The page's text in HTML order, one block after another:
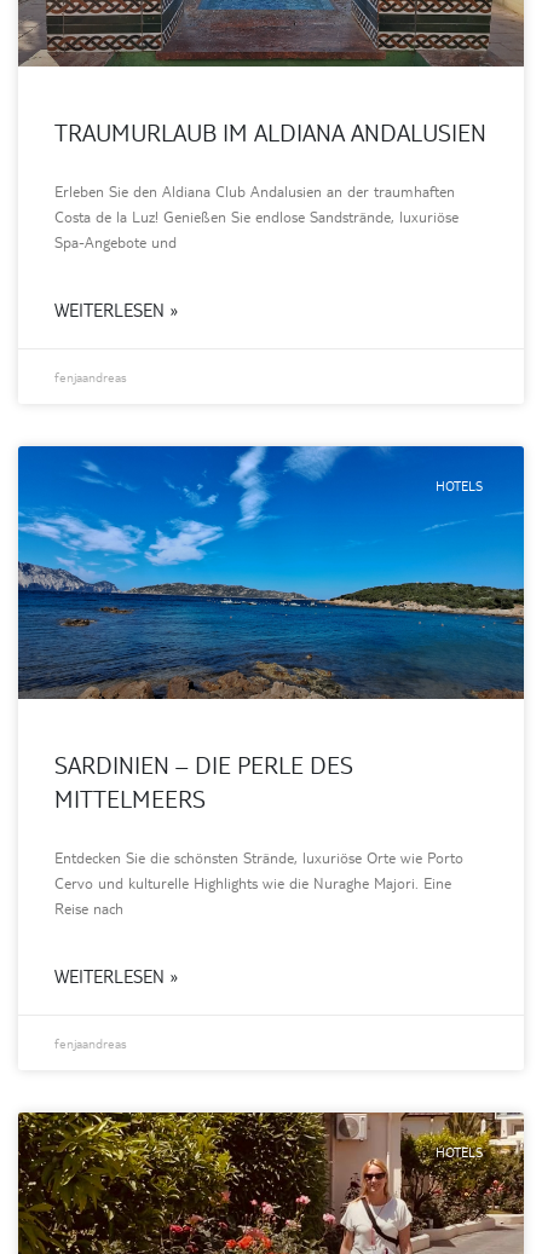
TRAUMURLAUB IM ALDIANA ANDALUSIEN
Erleben Sie den Aldiana Club Andalusien an der traumhaften
Costa de la Luz! Genießen Sie endlose Sandstrände, luxuriöse
Spa-Angebote und
WEITERLESEN »
fenjaandreas
HOTELS
SARDINIEN – DIE PERLE DES
MITTELMEERS
Entdecken Sie die schönsten Strände, luxuriöse Orte wie Porto
Cervo und kulturelle Highlights wie die Nuraghe Majori. Eine
Reise nach
WEITERLESEN »
fenjaandreas
HOTELS